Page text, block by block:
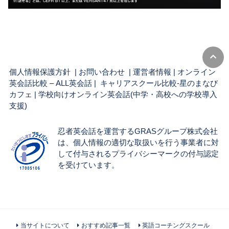
個人情報保護方針| お問い合わせ| 運営者情報
オンライン
英会話比較 – ALL英会話| キャリアスクール比較-星のまなび
カフェ | 学校向けオンライン英会話(中学・高校への学校導入
支援)
忍者英会話を運営するGRASグループ株式会社
は、個人情報の適切な取扱いを行う事業者に対
して付与されるプライバシーマークの付与認定
を受けています。
当サイトについて おすすめ記事一覧 英語コーチングスクール